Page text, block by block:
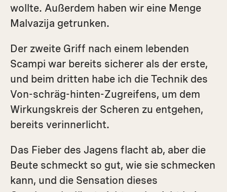
wollte. Außerdem haben wir eine Menge
Malvazija getrunken.
Der zweite Griff nach einem lebenden
Scampi war bereits sicherer als der erste,
und beim dritten habe ich die Technik des
Von-schräg-hinten-Zugreifens, um dem
Wirkungskreis der Scheren zu entgehen,
bereits verinnerlicht.
Das Fieber des Jagens flacht ab, aber die
Beute schmeckt so gut, wie sie schmecken
kann, und die Sensation dieses